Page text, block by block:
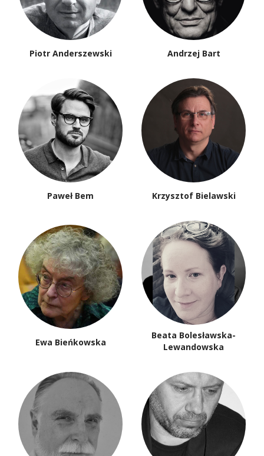
Piotr Anderszewski Andrzej Bart
Paweł Bem Krzysztof Bielawski
Ewa Bieńkowska
Beata Bolesławska-
Lewandowska